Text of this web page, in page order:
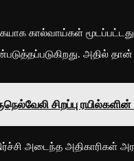
கால்வாய்கள்
அதில்
சிறப்பு ரயில்களின்
அடைந்த அதிகாரிகள்